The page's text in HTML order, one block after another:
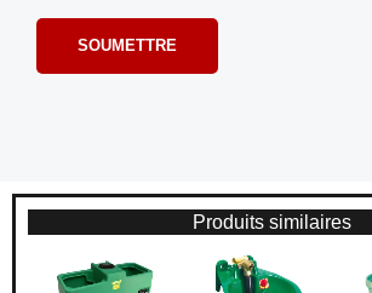
Produits similaires